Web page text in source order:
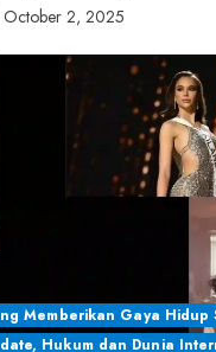
October 2, 2025
Memberikan Gaya Hidup
Hukum dan Dunia